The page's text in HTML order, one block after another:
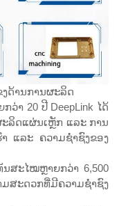
ດ້ານການຜະລິດ
ວ່າ 20 ປີ DeepLink ໄດ້
ລິດແຜ່ນເຫຼັກ ແລະ ການ
ແລະ ຄວາມຊ່ຳຊົງຂອງ
ສະໄໝຫຼາຍກວ່າ 6,500
ສະດວກທີ່ມີຄວາມຊ່ຳຊົງ